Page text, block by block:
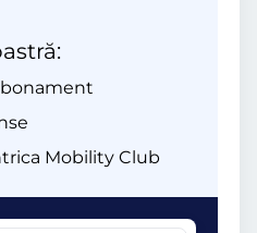
Mobility Club